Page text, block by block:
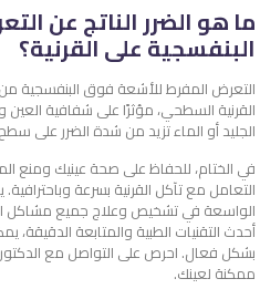
ما هو الضرر الناتج عن
البنفسجية على القرنية؟
القرنية السطحي، مؤثرًا على شفافية
الجليد أو الماء تزيد من شدة الضرر على سطح
في الختام، للحفاظ على صحة عينيك ومنع
التعامل معتآكل القرنية بسرعة
الواسعة في تشخيص وعلاج جميع مشاكل
أحدث التقنيات الطبية والمتابعة الدقيقة،
بشكل فعال. احرص على التواصل مع
ممكنة لعينك.